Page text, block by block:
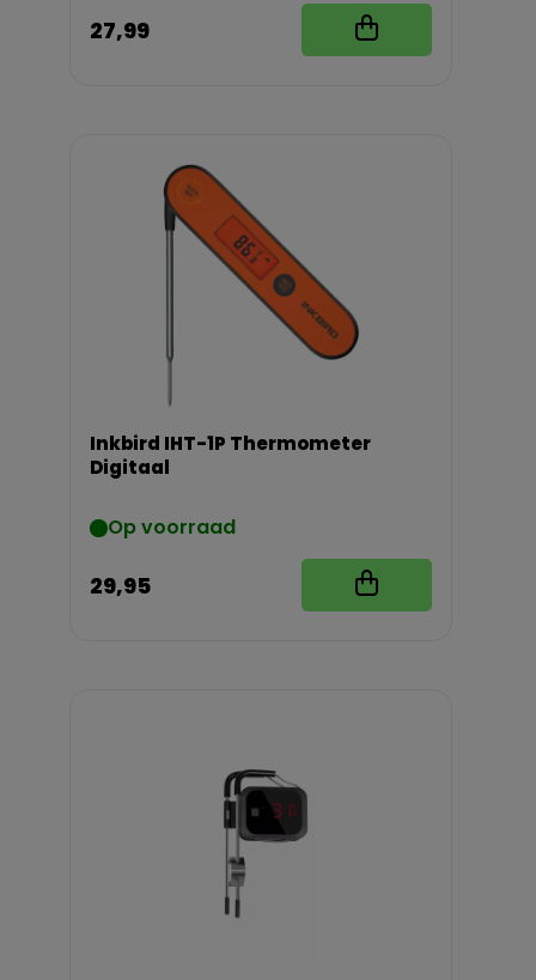
27,99
Inkbird IHT-1P Thermometer
Digitaal
Op voorraad
29,95